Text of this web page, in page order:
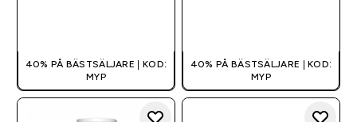
40% PÅ BÄSTSÄLJARE | KOD:
MYP
40% PÅ BÄSTSÄLJARE | KOD:
MYP